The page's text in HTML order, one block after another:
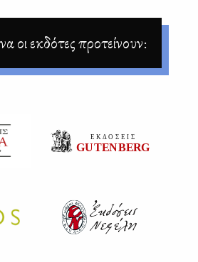
οι εκδότες προτείνουν: